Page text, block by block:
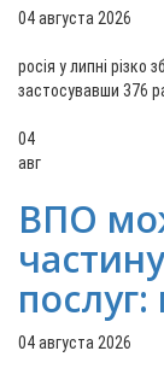
04 августа 2026
росія у липні різко
застосувавши 376
04
авг
ВПО
04 августа 2026